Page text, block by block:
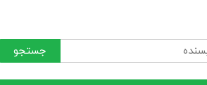
جستجو